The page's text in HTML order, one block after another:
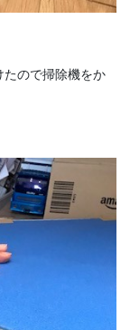
たので掃除機をか